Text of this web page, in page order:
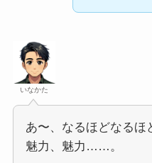
いなかた
あ〜、なるほどなるほ
魅力、魅力……。